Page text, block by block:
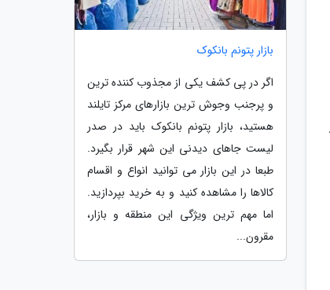
بازار پتونم بانکوک
اگر در پی کشف یکی از مجذوب کننده ترین
و پرجنب وجوش ترین بازارهای مرکز تایلند
هستید، بازار پتونم بانکوک باید در صدر
لیست جاهای دیدنی این شهر قرار بگیرد.
طبعا در این بازار می توانید انواع و اقسام
کالاها را مشاهده کنید و به خرید بپردازید.
اما مهم ترین ویژگی این منطقه و بازار،
مقرون...